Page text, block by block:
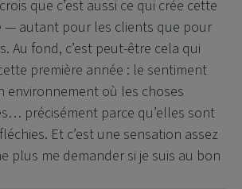
que c’est aussi ce qui crée cette
— autant pour les clients que pour
Au fond, c’est peut-être cela qui
première année : le sentiment
environnement où les choses
précisément parce qu’elles sont
Et c’est une sensation assez
plus me demander si je suis au bon